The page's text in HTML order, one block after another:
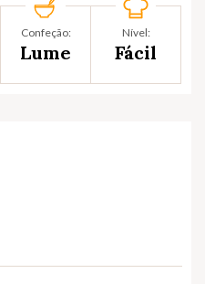
Confeção:
Lume
Nível:
Fácil